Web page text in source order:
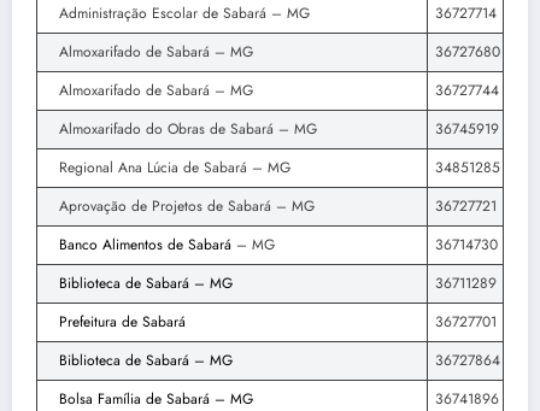
Administração Escolar de Sabará – MG
36727714
Almoxarifado de Sabará – MG
36727680
Almoxarifado de Sabará – MG
36727744
Almoxarifado do Obras de Sabará – MG
36745919
Regional Ana Lúcia de Sabará – MG
34851285
Aprovação de Projetos de Sabará – MG
36727721
Banco Alimentos de Sabará – MG
36714730
Biblioteca de Sabará – MG
36711289
Prefeitura de Sabará
36727701
Biblioteca de Sabará – MG
36727864
Bolsa Família de Sabará – MG
36741896